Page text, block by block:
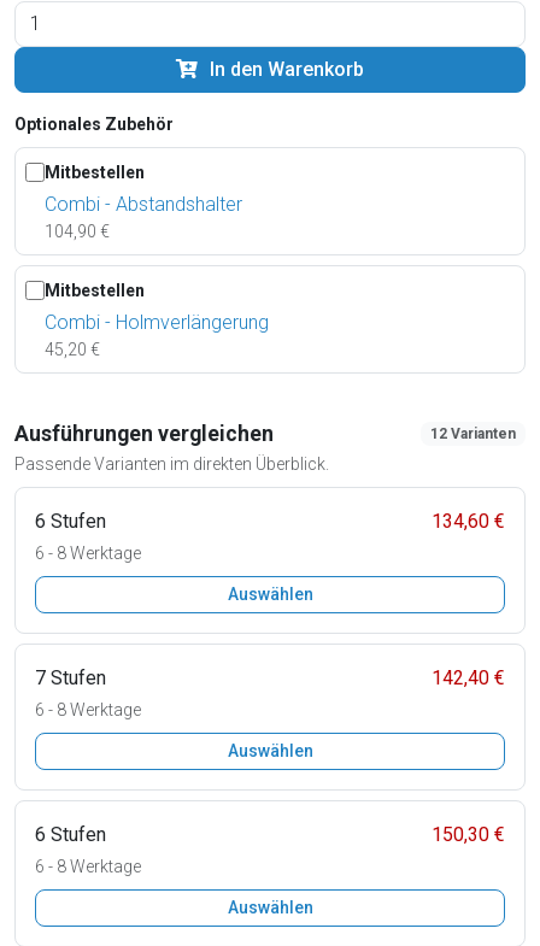
In den Warenkorb
Optionales Zubehör
Mitbestellen
Combi - Abstandshalter
104,90 €
Mitbestellen
Combi - Holmverlängerung
45,20 €
Ausführungen vergleichen
Passende Varianten im direkten Überblick.
12 Varianten
6 Stufen 134,60 €
6 - 8 Werktage
Auswählen
7 Stufen 142,40 €
6 - 8 Werktage
Auswählen
6 Stufen 150,30 €
6 - 8 Werktage
Auswählen